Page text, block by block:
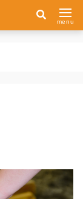
menu